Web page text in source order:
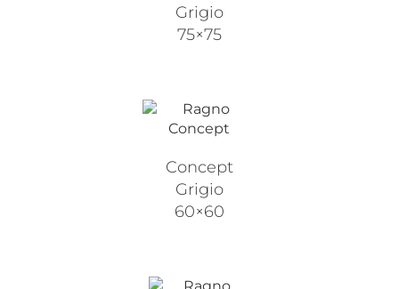
Grigio
75×75
Concept
Grigio
60×60